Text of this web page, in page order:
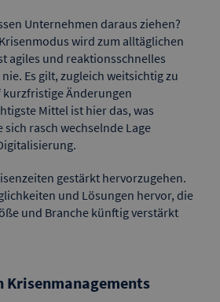
Unternehmen daraus ziehen?
wird zum alltäglichen
agiles und reaktionsschnelles
Es gilt, zugleich weitsichtig zu
Änderungen
Mittel ist hier das, was
rasch wechselnde Lage
gestärkt hervorzugehen.
und Lösungen hervor, die
und Branche künftig verstärkt
Krisenmanagements